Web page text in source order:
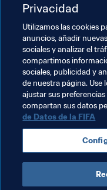
Mientras, no
–“Ahora estamos
está en permanente
“Son como mi
sensación de llegar a
esas ganas de jugar”.
Temas
España
Privacidad
Utilizamos las cookies
anuncios, añadir
sociales y analizar el
compartimos
sociales, publicidad y
de nuestra página. Use
ajustar sus
compartan sus datos
de Datos de la FIFA